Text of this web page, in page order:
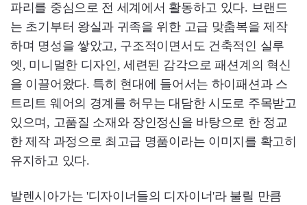
파리를 중심으로 전 세계에서 활동하고 있다. 브랜드
는 초기부터 왕실과 귀족을 위한 고급 맞춤복을 제작
하며 명성을 쌓았고, 구조적이면서도 건축적인 실루
엣, 미니멀한 디자인, 세련된 감각으로 패션계의 혁신
을 이끌어왔다. 특히 현대에 들어서는 하이패션과 스
트리트 웨어의 경계를 허무는 대담한 시도로 주목받고
있으며, 고품질 소재와 장인정신을 바탕으로 한 정교
한 제작 과정으로 최고급 명품이라는 이미지를 확고히
유지하고 있다.
발렌시아가는 '디자이너들의 디자이너'라 불릴 만큼